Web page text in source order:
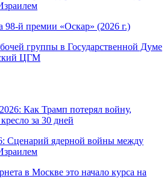
98-й премии «Оскар» (2026 г.)
группы в Государственной Думе
ЦГМ
Как Трамп потерял войну,
за 30 дней
Сценарий ядерной войны между
в Москве это начало курса на